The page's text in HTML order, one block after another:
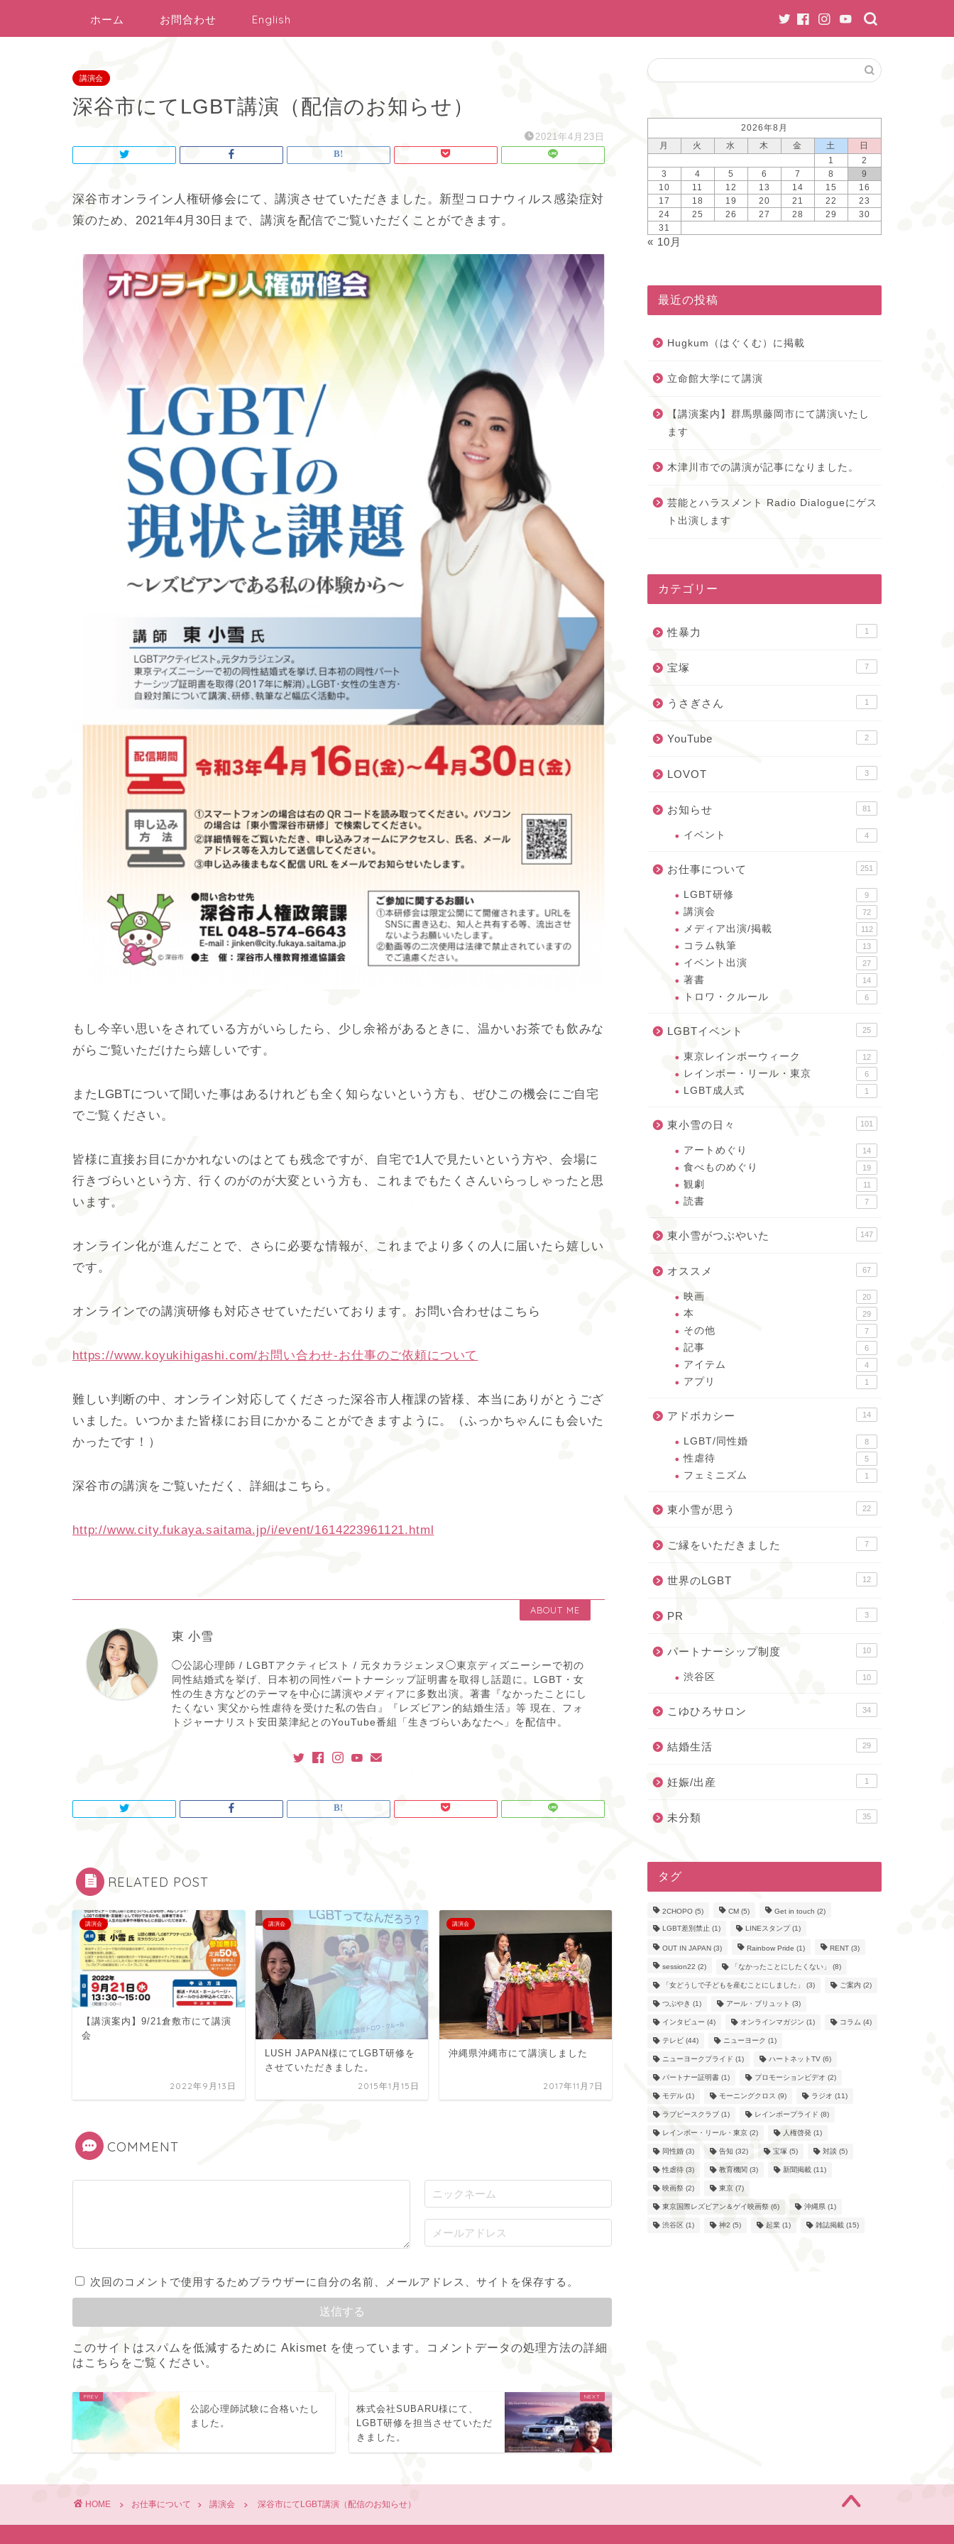
ホーム お問合わせ English
講演会
深谷市にてLGBT講演（配信のお知らせ）
2021年4月23日
深谷市オンライン人権研修会にて、講演させていただきました。新型コロナウィルス感染症対
策のため、2021年4月30日まで、講演を配信でご覧いただくことができます。
もし今辛い思いをされている方がいらしたら、少し余裕があるときに、温かいお茶でも飲みな
がらご覧いただけたら嬉しいです。
またLGBTについて聞いた事はあるけれども全く知らないという方も、ぜひこの機会にご自宅
でご覧ください。
皆様に直接お目にかかれないのはとても残念ですが、自宅で1人で見たいという方や、会場に
行きづらいという方、行くのがのが大変という方も、これまでもたくさんいらっしゃったと思
います。
オンライン化が進んだことで、さらに必要な情報が、これまでより多くの人に届いたら嬉しい
です。
オンラインでの講演研修も対応させていただいております。お問い合わせはこちら
https://www.koyukihigashi.com/お問い合わせ-お仕事のご依頼について
難しい判断の中、オンライン対応してくださった深谷市人権課の皆様、本当にありがとうござ
いました。いつかまた皆様にお目にかかることができますように。（ふっかちゃんにも会いた
かったです！）
深谷市の講演をご覧いただく、詳細はこちら。
http://www.city.fukaya.saitama.jp/i/event/1614223961121.html
ABOUT ME
東 小雪
◯公認心理師 / LGBTアクティビスト / 元タカラジェンヌ◯東京ディズニーシーで初の
同性結婚式を挙げ、日本初の同性パートナーシップ証明書を取得し話題に。LGBT・女
性の生き方などのテーマを中心に講演やメディアに多数出演。著書『なかったことにし
たくない 実父から性虐待を受けた私の告白』『レズビアン的結婚生活』等 現在、フォ
トジャーナリスト安田菜津紀とのYouTube番組「生きづらいあなたへ」を配信中。
RELATED POST
講演会
【講演案内】9/21倉敷市にて講演
会
2022年9月13日
講演会
LUSH JAPAN様にてLGBT研修を
させていただきました。
2015年1月15日
講演会
沖縄県沖縄市にて講演しました
2017年11月7日
COMMENT
次回のコメントで使用するためブラウザーに自分の名前、メールアドレス、サイトを保存する。
このサイトはスパムを低減するために Akismet を使っています。
コメントデータの処理方法の詳細
はこちらをご覧ください 。
公認心理師試験に合格いたし
ました。
株式会社SUBARU様にて、
LGBT研修を担当させていただ
きました。
2026年8月
月
火 水 木 金 土
日
1
2
3
4 5 6 7 8
9
10
11 12 13 14 15
16
17
18 19 20 21 22
23
24
25 26 27 28 29
30
31
« 10月
最近の投稿
Hugkum（はぐくむ）に掲載
立命館大学にて講演
【講演案内】群馬県藤岡市にて講演いたし
ます
木津川市での講演が記事になりました。
芸能とハラスメント Radio Dialogueにゲス
ト出演します
カテゴリー
性暴力 1
宝塚 7
うさぎさん 1
YouTube 2
LOVOT 3
お知らせ 81
イベント 4
お仕事について 251
LGBT研修 9
講演会 72
メディア出演/掲載 112
コラム執筆 13
イベント出演 27
著書 14
トロワ・クルール 6
LGBTイベント 25
東京レインボーウィーク 12
レインボー・リール・東京 6
LGBT成人式 1
東小雪の日々 101
アートめぐり 14
食べものめぐり 19
観劇 11
読書 7
東小雪がつぶやいた 147
オススメ 67
映画 20
本 29
その他 7
記事 6
アイテム 4
アプリ 1
アドボカシー 14
LGBT/同性婚 8
性虐待 5
フェミニズム 1
東小雪が思う 22
ご縁をいただきました 7
世界のLGBT 12
PR 3
パートナーシップ制度 10
渋谷区 10
こゆひろサロン 34
結婚生活 29
妊娠/出産 1
未分類 35
タグ
2CHOPO(5) CM(5) Get in touch (2)
LGBT差別禁止 (1) LINEスタンプ(1)
OUT IN JAPAN(3) Rainbow Pride (1) RENT(3)
session22 (2) 「なかったことにしたくない」 (8)
「女どうしで子どもを産むことにしました」 (3) ご案内 (2)
つぶやき (1) アール・ブリュット (3)
インタビュー (4) オンラインマガジン (1) コラム (4)
テレビ(44) ニューヨーク (1)
ニューヨークプライド (1) ハートネットTV(6)
パートナー証明書(1) プロモーションビデオ (2)
モデル(1) モーニングクロス (9) ラジオ (11)
ラブピースクラブ(1) レインボープライド (8)
レインボー・リール・東京(2) 人権啓発(1)
同性婚(3) 告知 (32) 宝塚 (5) 対談 (5)
性虐待(3) 教育機関 (3) 新聞掲載(11)
映画祭(2) 東京(7)
東京国際レズビアン＆ゲイ映画祭(6) 沖縄県(1)
渋谷区(1) 神2 (5) 起業 (1) 雑誌掲載(15)
HOME お仕事について 講演会 深谷市にてLGBT講演（配信のお知らせ）